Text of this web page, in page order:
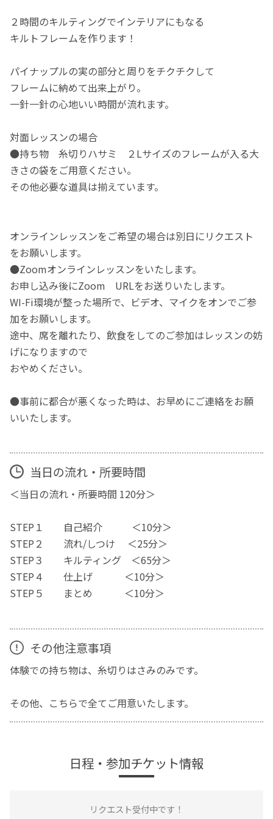
２時間のキルティングでインテリアにもなる
キルトフレームを作ります！
パイナップルの実の部分と周りをチクチクして
フレームに納めて出来上がり。
一針一針の心地いい時間が流れます。
対面レッスンの場合
●持ち物 糸切りハサミ ２Lサイズのフレームが入る大
きさの袋をご用意ください。
その他必要な道具は揃えています。
オンラインレッスンをご希望の場合は別日にリクエスト
をお願いします。
●Zoomオンラインレッスンをいたします。
お申し込み後にZoom URLをお送りいたします。
WI-Fi環境が整った場所で、ビデオ、マイクをオンでご参
加をお願いします。
途中、席を離れたり、飲食をしてのご参加はレッスンの妨
げになりますので
おやめください。
●事前に都合が悪くなった時は、お早めにご連絡をお願
いいたします。
当日の流れ・所要時間
＜当日の流れ・所要時間 120分＞
STEP１ 自己紹介 ＜10分＞
STEP２ 流れ/しつけ ＜25分＞
STEP３ キルティング ＜65分＞
STEP４ 仕上げ ＜10分＞
STEP５ まとめ ＜10分＞
その他注意事項
体験での持ち物は、糸切りはさみのみです。
その他、こちらで全てご用意いたします。
日程・参加チケット情報
リクエスト受付中です！